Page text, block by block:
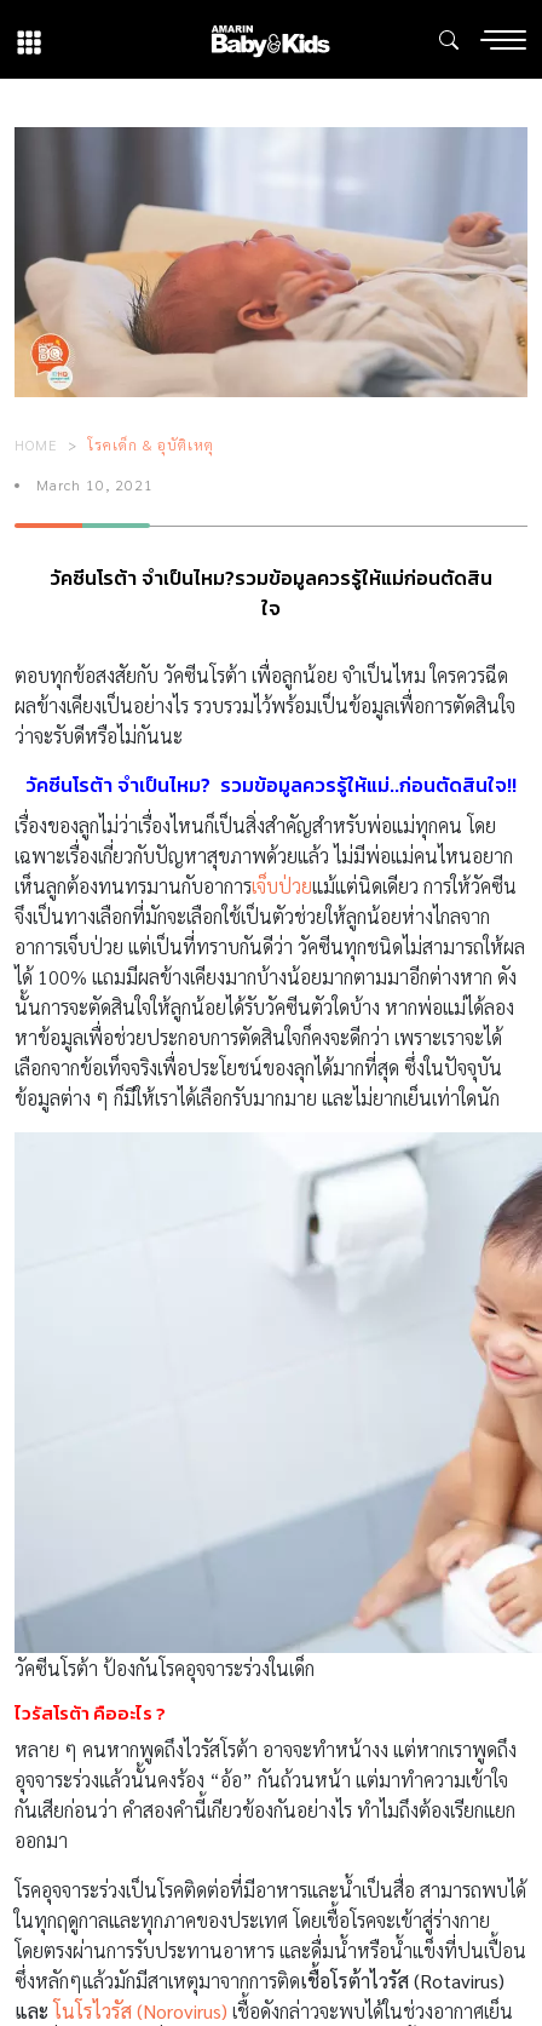
HOME โรคเด็ก & อุบัติเหตุ
March 10, 2021
วัคซีนโรต้า จำเป็นไหม?รวมข้อมูลควรรู้ให้แม่ก่อนตัดสิน
ใจ
ตอบทุกข้อสงสัยกับ วัคซีนโรต้า เพื่อลูกน้อย จำเป็นไหม ใครควรฉีด
ผลข้างเคียงเป็นอย่างไร รวบรวมไว้พร้อมเป็นข้อมูลเพื่อการตัดสินใจ
ว่าจะรับดีหรือไม่กันนะ
วัคซีนโรต้า จำเป็นไหม? รวมข้อมูลควรรู้ให้แม่..ก่อนตัดสินใจ!!
เรื่องของลูกไม่ว่าเรื่องไหนก็เป็นสิ่งสำคัญสำหรับพ่อแม่ทุกคน โดย
เฉพาะเรื่องเกี่ยวกับปัญหาสุขภาพด้วยแล้ว ไม่มีพ่อแม่คนไหนอยาก
เห็นลูกต้องทนทรมานกับอาการเจ็บป่วยแม้แต่นิดเดียว การให้วัคซีน
จึงเป็นทางเลือกที่มักจะเลือกใช้เป็นตัวช่วยให้ลูกน้อยห่างไกลจาก
อาการเจ็บป่วย แต่เป็นที่ทราบกันดีว่า วัคซีนทุกชนิดไม่สามารถให้ผล
ได้ 100% แถมมีผลข้างเคียงมากบ้างน้อยมากตามมาอีกต่างหาก ดัง
นั้นการจะตัดสินใจให้ลูกน้อยได้รับวัคซีนตัวใดบ้าง หากพ่อแม่ได้ลอง
หาข้อมูลเพื่อช่วยประกอบการตัดสินใจก็คงจะดีกว่า เพราะเราจะได้
เลือกจากข้อเท็จจริงเพื่อประโยชน์ของลุกได้มากที่สุด ซึ่งในปัจจุบัน
ข้อมูลต่าง ๆ ก็มีให้เราได้เลือกรับมากมาย และไม่ยากเย็นเท่าใดนัก
วัคซีนโรต้า ป้องกันโรคอุจจาระร่วงในเด็ก
ไวรัสโรต้า คืออะไร ?
หลาย ๆ คนหากพูดถึงไวรัสโรต้า อาจจะทำหน้างง แต่หากเราพูดถึง
อุจจาระร่วงแล้วนั้นคงร้อง “อ้อ” กันถ้วนหน้า แต่มาทำความเข้าใจ
กันเสียก่อนว่า คำสองคำนี้เกียวข้องกันอย่างไร ทำไมถึงต้องเรียกแยก
ออกมา
โรคอุจจาระร่วงเป็นโรคติดต่อที่มีอาหารและน้ำเป็นสื่อ สามารถพบได้
ในทุกฤดูกาลและทุกภาคของประเทศ โดยเชื้อโรคจะเข้าสู่ร่างกาย
โดยตรงผ่านการรับประทานอาหาร และดื่มน้ำหรือน้ำแข็งที่ปนเปื้อน
ซึ่งหลักๆแล้วมักมีสาเหตุมาจากการติดเชื้อโรต้าไวรัส (Rotavirus)
และโนโรไวรัส (Norovirus) เชื้อดังกล่าวจะพบได้ในช่วงอากาศเย็น